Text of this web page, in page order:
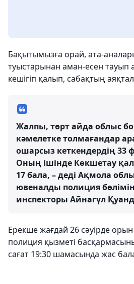
Бақытымызға орай, ата-
туыстарынан аман-есен тауып
кешігіп қалып, сабақтың
Жалпы, төрт айда облыс
кәмелетке толмағандар
ошарсыз кеткендердің 33
Оның ішінде Көкшетау
17 бала, – деді Ақмола
ювеналды полиция
инспекторы Айнагүл
Ерекше жағдай 26 сәуірде орын
полиция қызметі
сағат 19:30 шамасында жас бала